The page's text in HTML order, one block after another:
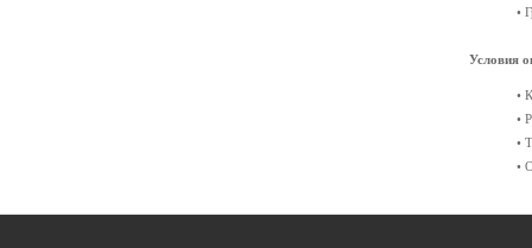
•
Условия
•
•
•
•